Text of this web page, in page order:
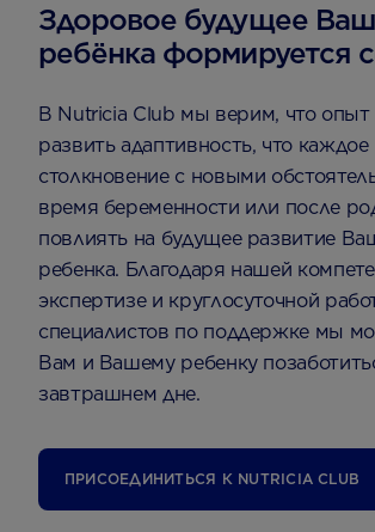
Здоровое будущее
ребёнка формируется
В Nutricia Club мы верим, что опыт
развить адаптивность, что каждое
столкновение с новыми
время беременности или после
повлиять на будущее развитие
ребенка. Благодаря нашей
экспертизе и круглосуточной
специалистов по поддержке мы
Вам и Вашему ребенку
завтрашнем дне.
ПРИСОЕДИНИТЬСЯ К NUTRICIA CLUB